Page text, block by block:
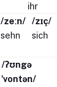
ihr
/zeːn/
sehn
/zɪç/
sich
/ʔʊngə
ˈvontən/